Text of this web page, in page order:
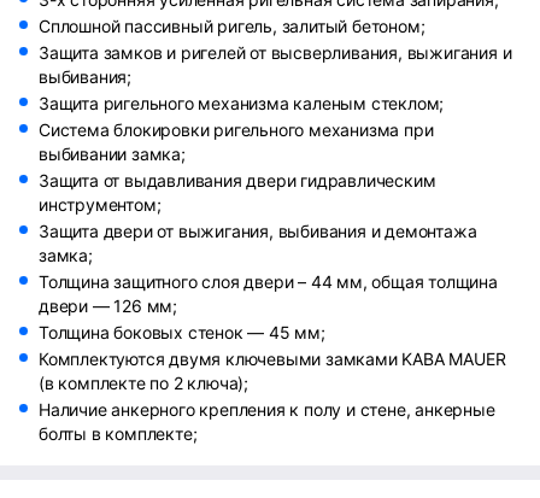
Сплошной пассивный ригель, залитый бетоном;
Защита замков и ригелей от высверливания, выжигания и
выбивания;
Защита ригельного механизма каленым стеклом;
Система блокировки ригельного механизма при
выбивании замка;
Защита от выдавливания двери гидравлическим
инструментом;
Защита двери от выжигания, выбивания и демонтажа
замка;
Толщина защитного слоя двери – 44 мм, общая толщина
двери — 126 мм;
Толщина боковых стенок — 45 мм;
Комплектуются двумя ключевыми замками KABA MAUER
(в комплекте по 2 ключа);
Наличие анкерного крепления к полу и стене, анкерные
болты в комплекте;